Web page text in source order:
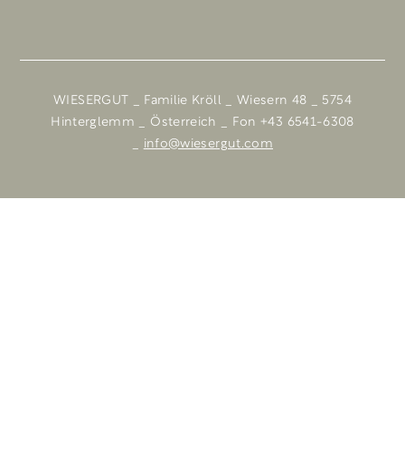
WIESERGUT _ Familie Kröll _ Wiesern 48 _ 5754
Hinterglemm _ Österreich _ Fon +43 6541-6308
info@wiesergut.com